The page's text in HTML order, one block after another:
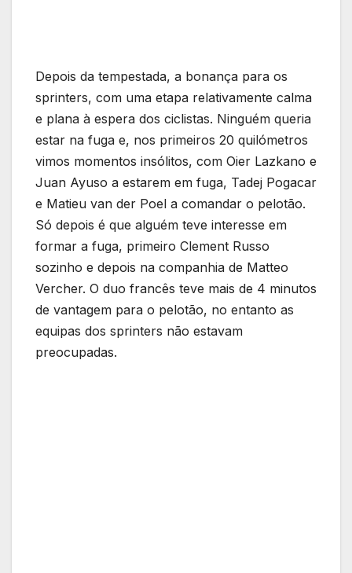
Depois da tempestada, a bonança para os
sprinters, com uma etapa relativamente calma
e plana à espera dos ciclistas. Ninguém queria
estar na fuga e, nos primeiros 20 quilómetros
vimos momentos insólitos, com Oier Lazkano e
Juan Ayuso a estarem em fuga, Tadej Pogacar
e Matieu van der Poel a comandar o pelotão.
Só depois é que alguém teve interesse em
formar a fuga, primeiro Clement Russo
sozinho e depois na companhia de Matteo
Vercher. O duo francês teve mais de 4 minutos
de vantagem para o pelotão, no entanto as
equipas dos sprinters não estavam
preocupadas.